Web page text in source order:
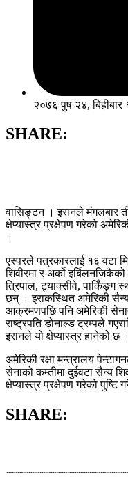
२०७६ पुष २४, बिहीबार
SHARE:
वासिङ्टन । इरानले मंगलबार
क्षेप्यास्त्र प्रक्षेपण गरेको
।
एस्परले पत्रकारलाई १६ वटा
शिवीरमा र अर्को
त्रिपाल, ट्याक्सीवे, पार्किंङ्ग
छन् । इराकस्थित अमेरिकी सैन्य
आक्रमणपछि पनि अमेरिकी
राष्ट्रपति डोनाल्ड ट्रम्पले
इरानले यो क्षेप्यास्त्र हानेको छ ।
अमेरिकी रक्षा मन्त्रालय
सेनाको कम्तीमा दुईवटा सैन्य
क्षेप्यास्त्र प्रक्षेपण गरेको पुष्टि
SHARE: